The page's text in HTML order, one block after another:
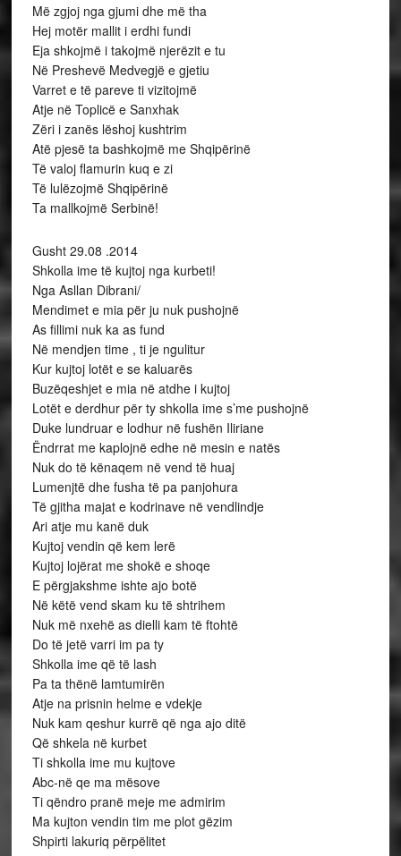
Më zgjoj nga gjumi dhe më tha
Hej motër mallit i erdhi fundi
Eja shkojmë i takojmë njerëzit e tu
Në Preshevë Medvegjë e gjetiu
Varret e të pareve ti vizitojmë
Atje në Toplicë e Sanxhak
Zëri i zanës lëshoj kushtrim
Atë pjesë ta bashkojmë me Shqipërinë
Të valoj flamurin kuq e zi
Të lulëzojmë Shqipërinë
Ta mallkojmë Serbinë!
Gusht 29.08 .2014
Shkolla ime të kujtoj nga kurbeti!
Nga Asllan Dibrani/
Mendimet e mia për ju nuk pushojnë
As fillimi nuk ka as fund
Në mendjen time , ti je ngulitur
Kur kujtoj lotët e se kaluarës
Buzëqeshjet e mia në atdhe i kujtoj
Lotët e derdhur për ty shkolla ime s’me pushojnë
Duke lundruar e lodhur në fushën Iliriane
Ëndrrat me kaplojnë edhe në mesin e natës
Nuk do të kënaqem në vend të huaj
Lumenjtë dhe fusha të pa panjohura
Të gjitha majat e kodrinave në vendlindje
Ari atje mu kanë duk
Kujtoj vendin që kem lerë
Kujtoj lojërat me shokë e shoqe
E përgjakshme ishte ajo botë
Në këtë vend skam ku të shtrihem
Nuk më nxehë as dielli kam të ftohtë
Do të jetë varri im pa ty
Shkolla ime që të lash
Pa ta thënë lamtumirën
Atje na prisnin helme e vdekje
Nuk kam qeshur kurrë që nga ajo ditë
Që shkela në kurbet
Ti shkolla ime mu kujtove
Abc-në qe ma mësove
Ti qëndro pranë meje me admirim
Ma kujton vendin tim me plot gëzim
Shpirti lakuriq përpëlitet